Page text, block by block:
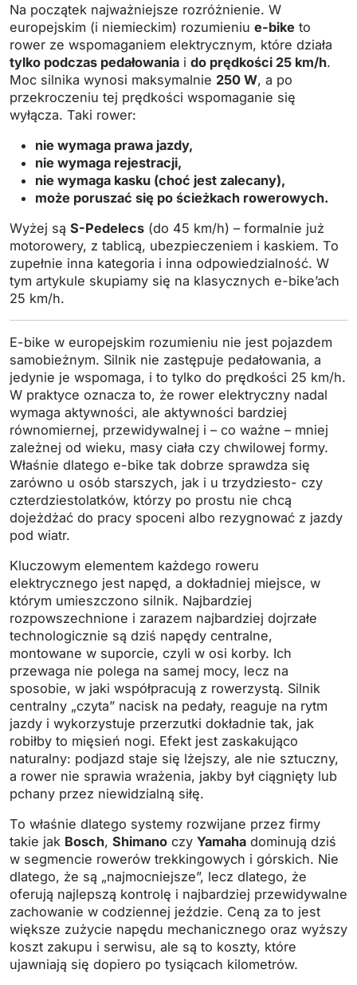
Na początek najważniejsze rozróżnienie. W
europejskim (i niemieckim) rozumieniu e-bike to
rower ze wspomaganiem elektrycznym, które działa
tylko podczas pedałowania i do prędkości 25 km/h.
Moc silnika wynosi maksymalnie 250 W, a po
przekroczeniu tej prędkości wspomaganie się
wyłącza. Taki rower:
nie wymaga prawa jazdy,
nie wymaga rejestracji,
nie wymaga kasku (choć jest zalecany),
może poruszać się po ścieżkach rowerowych.
Wyżej są S-Pedelecs (do 45 km/h) – formalnie już
motorowery, z tablicą, ubezpieczeniem i kaskiem. To
zupełnie inna kategoria i inna odpowiedzialność. W
tym artykule skupiamy się na klasycznych e-bike’ach
25 km/h.
E-bike w europejskim rozumieniu nie jest pojazdem
samobieżnym. Silnik nie zastępuje pedałowania, a
jedynie je wspomaga, i to tylko do prędkości 25 km/h.
W praktyce oznacza to, że rower elektryczny nadal
wymaga aktywności, ale aktywności bardziej
równomiernej, przewidywalnej i – co ważne – mniej
zależnej od wieku, masy ciała czy chwilowej formy.
Właśnie dlatego e-bike tak dobrze sprawdza się
zarówno u osób starszych, jak i u trzydziesto- czy
czterdziestolatków, którzy po prostu nie chcą
dojeżdżać do pracy spoceni albo rezygnować z jazdy
pod wiatr.
Kluczowym elementem każdego roweru
elektrycznego jest napęd, a dokładniej miejsce, w
którym umieszczono silnik. Najbardziej
rozpowszechnione i zarazem najbardziej dojrzałe
technologicznie są dziś napędy centralne,
montowane w suporcie, czyli w osi korby. Ich
przewaga nie polega na samej mocy, lecz na
sposobie, w jaki współpracują z rowerzystą. Silnik
centralny „czyta” nacisk na pedały, reaguje na rytm
jazdy i wykorzystuje przerzutki dokładnie tak, jak
robiłby to mięsień nogi. Efekt jest zaskakująco
naturalny: podjazd staje się lżejszy, ale nie sztuczny,
a rower nie sprawia wrażenia, jakby był ciągnięty lub
pchany przez niewidzialną siłę.
To właśnie dlatego systemy rozwijane przez firmy
takie jak Bosch, Shimano czy Yamaha dominują dziś
w segmencie rowerów trekkingowych i górskich. Nie
dlatego, że są „najmocniejsze”, lecz dlatego, że
oferują najlepszą kontrolę i najbardziej przewidywalne
zachowanie w codziennej jeździe. Ceną za to jest
większe zużycie napędu mechanicznego oraz wyższy
koszt zakupu i serwisu, ale są to koszty, które
ujawniają się dopiero po tysiącach kilometrów.